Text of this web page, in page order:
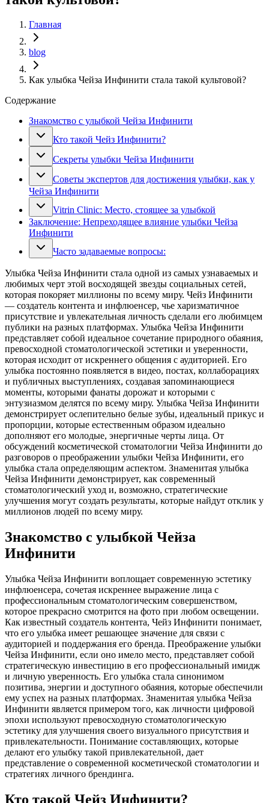
Главная
blog
Как улыбка Чейза Инфинити стала такой культовой?
Содержание
Знакомство с улыбкой Чейза Инфинити
Кто такой Чейз Инфинити?
Секреты улыбки Чейза Инфинити
Советы экспертов для достижения улыбки, как у
Чейза Инфинити
Vitrin Clinic: Место, стоящее за улыбкой
Заключение: Непреходящее влияние улыбки Чейза
Инфинити
Часто задаваемые вопросы:
Улыбка Чейза Инфинити стала одной из самых узнаваемых и
любимых черт этой восходящей звезды социальных сетей,
которая покоряет миллионы по всему миру. Чейз Инфинити
— создатель контента и инфлюенсер, чье харизматичное
присутствие и увлекательная личность сделали его любимцем
публики на разных платформах. Улыбка Чейза Инфинити
представляет собой идеальное сочетание природного обаяния,
превосходной стоматологической эстетики и уверенности,
которая исходит от искреннего общения с аудиторией. Его
улыбка постоянно появляется в видео, постах, коллаборациях
и публичных выступлениях, создавая запоминающиеся
моменты, которыми фанаты дорожат и которыми с
энтузиазмом делятся по всему миру. Улыбка Чейза Инфинити
демонстрирует ослепительно белые зубы, идеальный прикус и
пропорции, которые естественным образом идеально
дополняют его молодые, энергичные черты лица. От
обсуждений косметической стоматологии Чейза Инфинити до
разговоров о преображении улыбки Чейза Инфинити, его
улыбка стала определяющим аспектом. Знаменитая улыбка
Чейза Инфинити демонстрирует, как современный
стоматологический уход и, возможно, стратегические
улучшения могут создать результаты, которые найдут отклик у
миллионов людей по всему миру.
Знакомство с улыбкой Чейза
Инфинити
Улыбка Чейза Инфинити воплощает современную эстетику
инфлюенсера, сочетая искреннее выражение лица с
профессиональным стоматологическим совершенством,
которое прекрасно смотрится на фото при любом освещении.
Как известный создатель контента, Чейз Инфинити понимает,
что его улыбка имеет решающее значение для связи с
аудиторией и поддержания его бренда. Преображение улыбки
Чейза Инфинити, если оно имело место, представляет собой
стратегическую инвестицию в его профессиональный имидж
и личную уверенность. Его улыбка стала синонимом
позитива, энергии и доступного обаяния, которые обеспечили
ему успех на разных платформах. Знаменитая улыбка Чейза
Инфинити является примером того, как личности цифровой
эпохи используют превосходную стоматологическую
эстетику для улучшения своего визуального присутствия и
привлекательности. Понимание составляющих, которые
делают его улыбку такой привлекательной, дает
представление о современной косметической стоматологии и
стратегиях личного брендинга.
Кто такой Чейз Инфинити?